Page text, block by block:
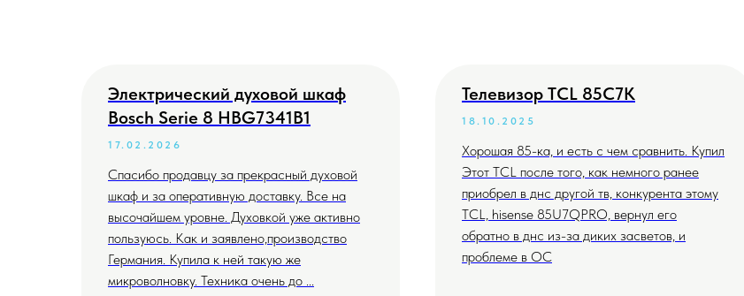
Электрический духовой шкаф
Bosch Serie 8 HBG7341B1
17.02.2026
Спасибо продавцу за прекрасный духовой
шкаф и за оперативную доставку. Все на
высочайшем уровне. Духовкой уже активно
пользуюсь. Как и заявлено,производство
Германия. Купила к ней такую же
микроволновку. Техника очень до ...
Телевизор TCL 85C7K
18.10.2025
Хорошая 85-ка, и есть с чем сравнить. Купил
Этот TCL после того, как немного ранее
приобрел в днс другой тв, конкурента этому
TCL, hisense 85U7QPRO, вернул его
обратно в днс из-за диких засветов, и
проблеме в ОС